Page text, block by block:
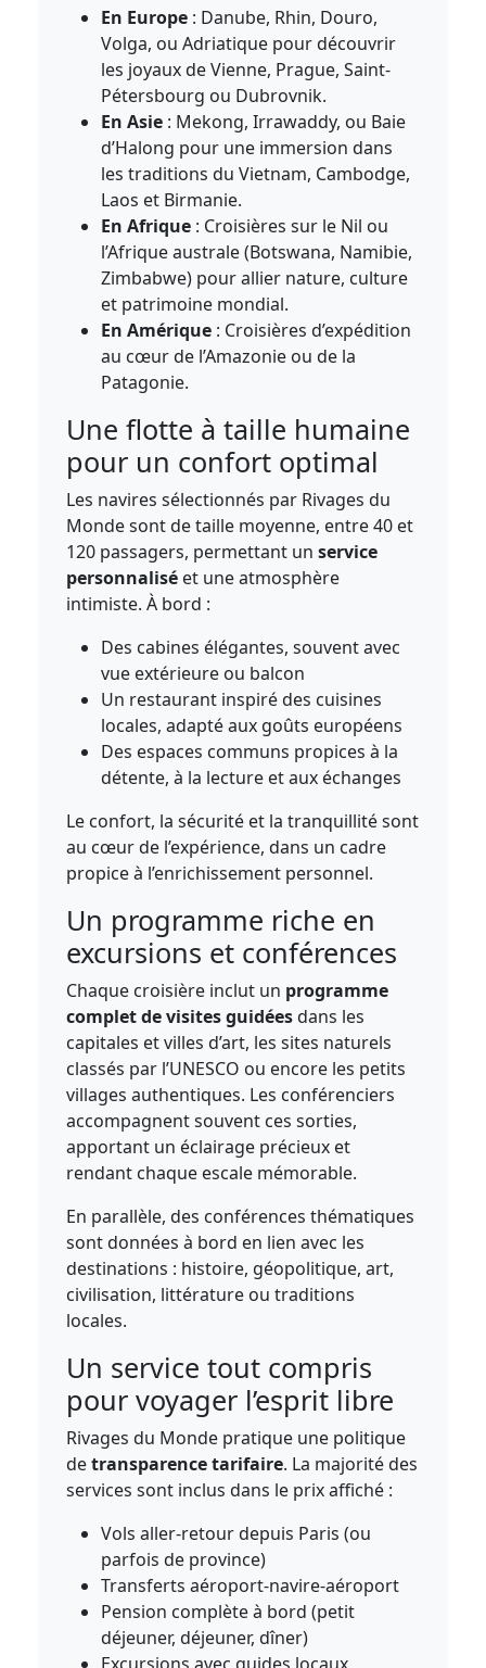
En Europe : Danube, Rhin, Douro,
Volga, ou Adriatique pour découvrir
les joyaux de Vienne, Prague, Saint-
Pétersbourg ou Dubrovnik.
En Asie : Mekong, Irrawaddy, ou Baie
d’Halong pour une immersion dans
les traditions du Vietnam, Cambodge,
Laos et Birmanie.
En Afrique : Croisières sur le Nil ou
l’Afrique australe (Botswana, Namibie,
Zimbabwe) pour allier nature, culture
et patrimoine mondial.
En Amérique : Croisières d’expédition
au cœur de l’Amazonie ou de la
Patagonie.
Une flotte à taille humaine
pour un confort optimal
Les navires sélectionnés par Rivages du
Monde sont de taille moyenne, entre 40 et
120 passagers, permettant unservice
personnalisé et une atmosphère
intimiste. À bord :
Des cabines élégantes, souvent avec
vue extérieure ou balcon
Un restaurant inspiré des cuisines
locales, adapté aux goûts européens
Des espaces communs propices à la
détente, à la lecture et aux échanges
Le confort, la sécurité et la tranquillité sont
au cœur de l’expérience, dans un cadre
propice à l’enrichissement personnel.
Un programme riche en
excursions et conférences
Chaque croisière inclut un programme
complet de visites guidéesdans les
capitales et villes d’art, les sites naturels
classés par l’UNESCO ou encore les petits
villages authentiques. Les conférenciers
accompagnent souvent ces sorties,
apportant un éclairage précieux et
rendant chaque escale mémorable.
En parallèle, des conférences thématiques
sont données à bord en lien avec les
destinations : histoire, géopolitique, art,
civilisation, littérature ou traditions
locales.
Un service tout compris
pour voyager l’esprit libre
Rivages du Monde pratique une politique
detransparence tarifaire. La majorité des
services sont inclus dans le prix affiché :
Vols aller-retour depuis Paris (ou
parfois de province)
Transferts aéroport-navire-aéroport
Pension complète à bord (petit
déjeuner, déjeuner, dîner)